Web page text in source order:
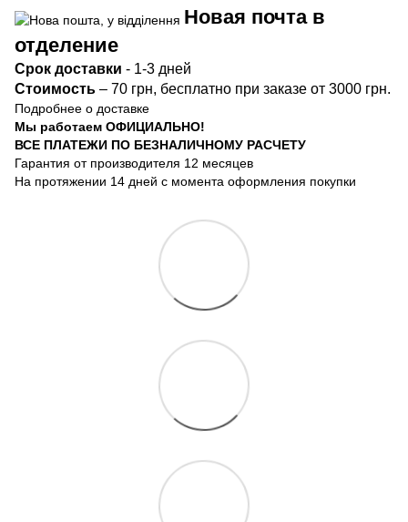
Новая почта в
отделение
Срок доставки - 1-3 дней
Стоимость – 70 грн, бесплатно при заказе от 3000 грн.
Подробнее о доставке
Мы работаем ОФИЦИАЛЬНО!
ВСЕ ПЛАТЕЖИ ПО БЕЗНАЛИЧНОМУ РАСЧЕТУ
Гарантия от производителя 12 месяцев
На протяжении 14 дней с момента оформления покупки